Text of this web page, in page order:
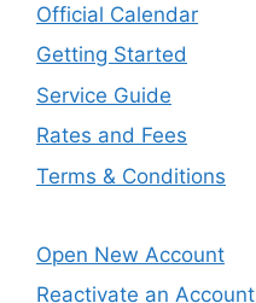
Official Calendar
Getting Started
Service Guide
Rates and Fees
Terms & Conditions
Open New Account
Reactivate an Account